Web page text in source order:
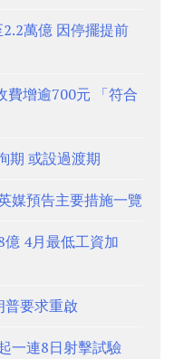
萬億 因停擺提前
費增逾700元 「符合
期 或設過渡期
媒預告主要措施一覽
4月最低工資加
普要求重啟
一連8日射擊試驗